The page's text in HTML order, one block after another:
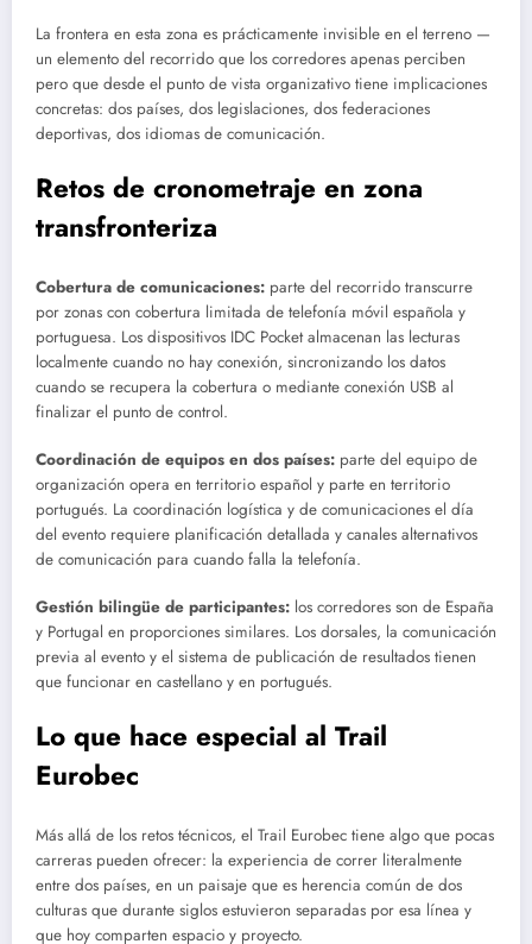
La frontera en esta zona es prácticamente invisible en el terreno —
un elemento del recorrido que los corredores apenas perciben
pero que desde el punto de vista organizativo tiene implicaciones
concretas: dos países, dos legislaciones, dos federaciones
deportivas, dos idiomas de comunicación.
Retos de cronometraje en zona
transfronteriza
Cobertura de comunicaciones: parte del recorrido transcurre
por zonas con cobertura limitada de telefonía móvil española y
portuguesa. Los dispositivos IDC Pocket almacenan las lecturas
localmente cuando no hay conexión, sincronizando los datos
cuando se recupera la cobertura o mediante conexión USB al
finalizar el punto de control.
Coordinación de equipos en dos países: parte del equipo de
organización opera en territorio español y parte en territorio
portugués. La coordinación logística y de comunicaciones el día
del evento requiere planificación detallada y canales alternativos
de comunicación para cuando falla la telefonía.
Gestión bilingüe de participantes: los corredores son de España
y Portugal en proporciones similares. Los dorsales, la comunicación
previa al evento y el sistema de publicación de resultados tienen
que funcionar en castellano y en portugués.
Lo que hace especial al Trail
Eurobec
Más allá de los retos técnicos, el Trail Eurobec tiene algo que pocas
carreras pueden ofrecer: la experiencia de correr literalmente
entre dos países, en un paisaje que es herencia común de dos
culturas que durante siglos estuvieron separadas por esa línea y
que hoy comparten espacio y proyecto.